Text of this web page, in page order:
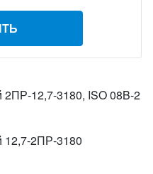
2ПР-12,7-3180, ISO 08B-2
12,7-2ПР-3180